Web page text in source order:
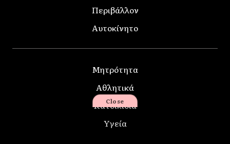
Περιβάλλον
Αυτοκίνητο
Μητρότητα
Αθλητικά
Κατοικίδια
Υγεία
Close